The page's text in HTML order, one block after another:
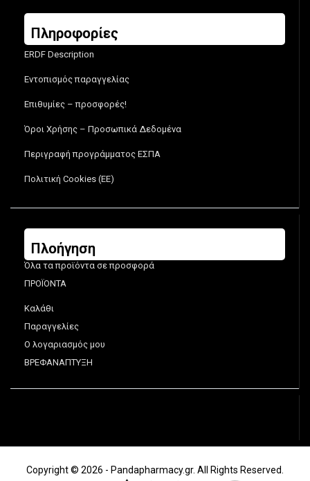
Πληροφορίες
ERDF Description
Εντοπισμός παραγγελίας
Επιθυμίες – προσφορές!
Όροι Χρήσης – Προσωπικά Δεδομένα
Περιγραφή προγράμματος ΕΣΠΑ
Πολιτική Cookies (ΕΕ)
Πλοήγηση
Όλα τα προϊόντα σε προσφορά
ΠΡΟΪΟΝΤΑ
Καλάθι
Παραγγελίες
Ο λογαριασμός μου
ΒΡΕΦΑΝΑΠΤΥΞΗ
Copyright © 2026 - Pandapharmacy.gr. All Rights Reserved.